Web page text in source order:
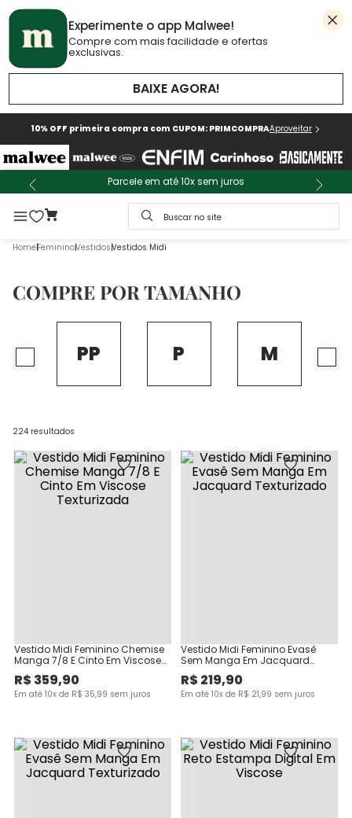
Experimente o app Malwee!
Compre com mais facilidade e ofertas
exclusivas.
BAIXE AGORA!
10% OFF primeira compra com CUPOM: PRIMCOMPRAAproveitar
Parcele em até 10x sem juros
Buscar no site
FemininoVestidosVestidos Midi
COMPRE POR TAMANHO
PP P M
224 resultados
Vestido Midi Feminino Chemise
Manga 7/8 E Cinto Em Viscose
Texturizada
R$359,90
Em até 10x de R$ 35,99 sem juros
Vestido Midi Feminino Evasê
Sem Manga Em Jacquard
Texturizado
R$219,90
Em até 10x de R$ 21,99 sem juros